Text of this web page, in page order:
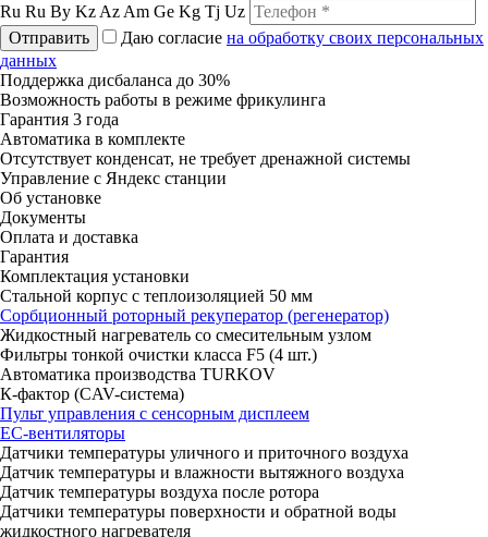
Ru Ru By Kz Az Am Ge Kg Tj Uz
Отправить
Даю согласие на обработку своих персональных
данных
Поддержка дисбаланса до 30%
Возможность работы в режиме фрикулинга
Гарантия 3 года
Автоматика в комплекте
Отсутствует конденсат, не требует дренажной системы
Управление с Яндекс станции
Об установке
Документы
Оплата и доставка
Гарантия
Комплектация установки
Стальной корпус с теплоизоляцией 50 мм
Сорбционный роторный рекуператор (регенератор)
Жидкостный нагреватель со смесительным узлом
Фильтры тонкой очистки класса F5 (4 шт.)
Автоматика производства TURKOV
К-фактор (CAV-система)
Пульт управления с сенсорным дисплеем
ЕС-вентиляторы
Датчики температуры уличного и приточного воздуха
Датчик температуры и влажности вытяжного воздуха
Датчик температуры воздуха после ротора
Датчики температуры поверхности и обратной воды
жидкостного нагревателя